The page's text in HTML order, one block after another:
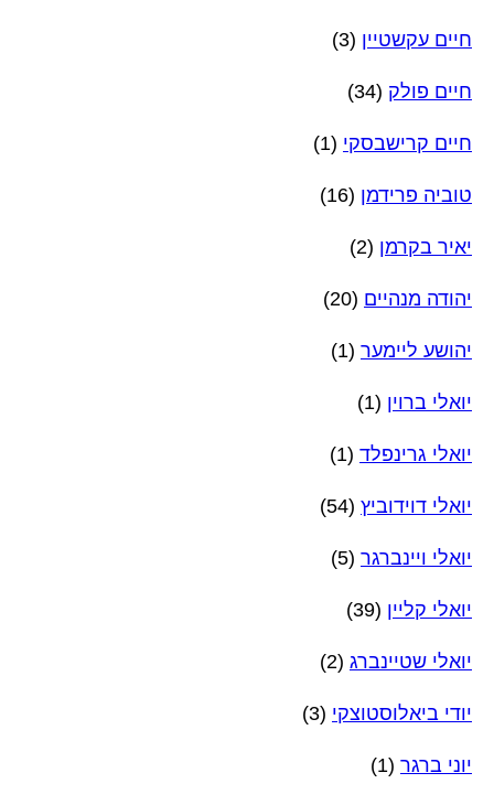
חיים עקשטיין (3)
חיים פולק (34)
חיים קרישבסקי (1)
טוביה פרידמן (16)
יאיר בקרמן (2)
יהודה מנהיים (20)
יהושע ליימער (1)
יואלי ברוין (1)
יואלי גרינפלד (1)
יואלי דוידוביץ (54)
יואלי ויינברגר (5)
יואלי קליין (39)
יואלי שטיינברג (2)
יודי ביאלוסטוצקי (3)
יוני ברגר (1)